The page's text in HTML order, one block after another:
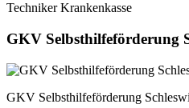
Techniker Krankenkasse
GKV Selbsthilfeförderung
GKV Selbsthilfeförderung